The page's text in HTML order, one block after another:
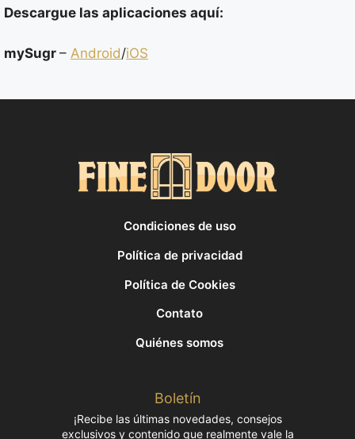
Descargue las aplicaciones aquí:
mySugr – Android/iOS
Condiciones de uso
Política de privacidad
Política de Cookies
Contato
Quiénes somos
Boletín
¡Recibe las últimas novedades, consejos
exclusivos y contenido que realmente vale la